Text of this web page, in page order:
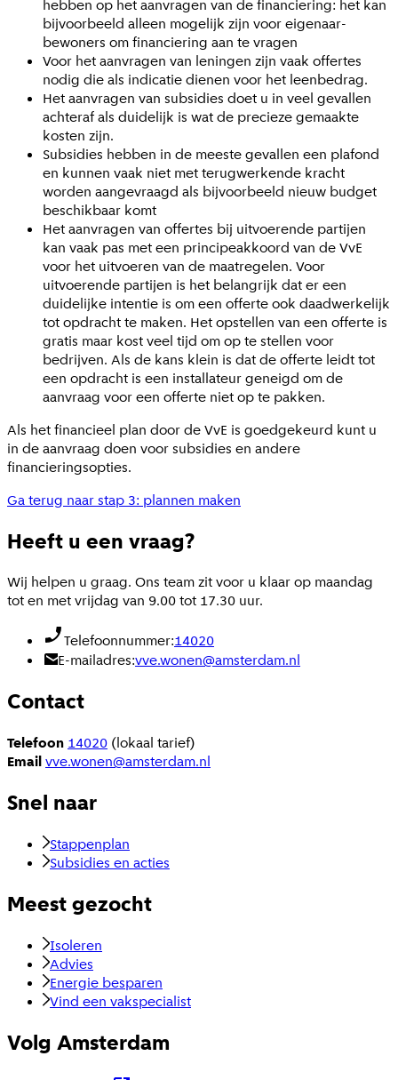
hebben op het aanvragen van de financiering: het kan
bijvoorbeeld alleen mogelijk zijn voor eigenaar-
bewoners om financiering aan te vragen
Voor het aanvragen van leningen zijn vaak offertes
nodig die als indicatie dienen voor het leenbedrag.
Het aanvragen van subsidies doet u in veel gevallen
achteraf als duidelijk is wat de precieze gemaakte
kosten zijn.
Subsidies hebben in de meeste gevallen een plafond
en kunnen vaak niet met terugwerkende kracht
worden aangevraagd als bijvoorbeeld nieuw budget
beschikbaar komt
Het aanvragen van offertes bij uitvoerende partijen
kan vaak pas met een principeakkoord van de VvE
voor het uitvoeren van de maatregelen. Voor
uitvoerende partijen is het belangrijk dat er een
duidelijke intentie is om een offerte ook daadwerkelijk
tot opdracht te maken. Het opstellen van een offerte is
gratis maar kost veel tijd om op te stellen voor
bedrijven. Als de kans klein is dat de offerte leidt tot
een opdracht is een installateur geneigd om de
aanvraag voor een offerte niet op te pakken.
Als het financieel plan door de VvE is goedgekeurd kunt u
in de aanvraag doen voor subsidies en andere
financieringsopties.
Ga terug naar stap 3: plannen maken
Heeft u een vraag?
Wij helpen u graag. Ons team zit voor u klaar op maandag
tot en met vrijdag van 9.00 tot 17.30 uur.
Telefoonnummer:14020
E-mailadres:vve.wonen@amsterdam.nl
Contact
Telefoon 14020 (lokaal tarief)
Emailvve.wonen@amsterdam.nl
Snel naar
Stappenplan
Subsidies en acties
Meest gezocht
Isoleren
Advies
Energie besparen
Vind een vakspecialist
Volg Amsterdam